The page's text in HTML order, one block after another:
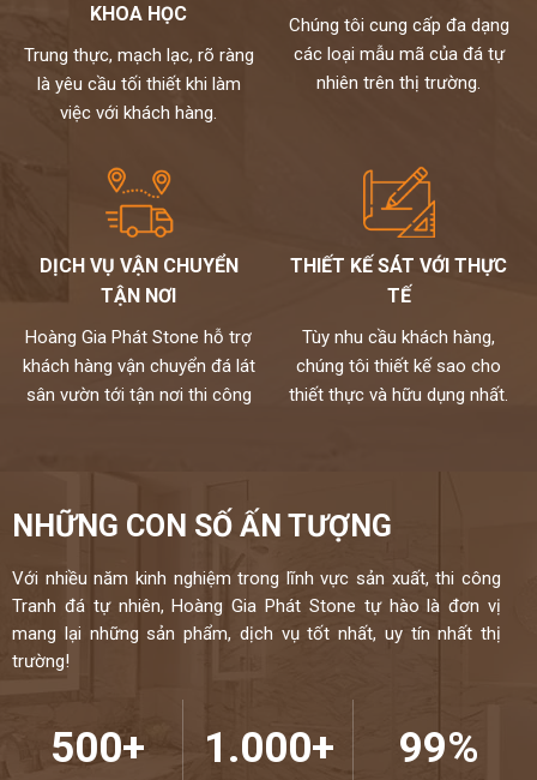
KHOA HỌC
Trung thực, mạch lạc, rõ ràng
là yêu cầu tối thiết khi làm
việc với khách hàng.
Chúng tôi cung cấp đa dạng
các loại mẫu mã của đá tự
nhiên trên thị trường.
DỊCH VỤ VẬN CHUYỂN
TẬN NƠI
Hoàng Gia Phát Stone hỗ trợ
khách hàng vận chuyển đá lát
sân vườn tới tận nơi thi công
THIẾT KẾ SÁT VỚI THỰC
TẾ
Tùy nhu cầu khách hàng,
chúng tôi thiết kế sao cho
thiết thực và hữu dụng nhất.
NHỮNG CON SỐ ẤN TƯỢNG
Với nhiều năm kinh nghiệm trong lĩnh vực sản xuất, thi công
Tranh đá tự nhiên, Hoàng Gia Phát Stone tự hào là đơn vị
mang lại những sản phẩm, dịch vụ tốt nhất, uy tín nhất thị
trường!
500+ 1.000+ 99%